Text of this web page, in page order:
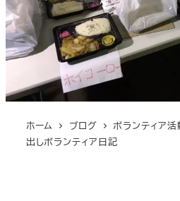
ホーム ブログ ボランティア
出しボランティア日記